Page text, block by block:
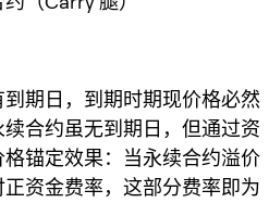
期日，到期时期现价格必然
合约虽无到期日，但通过资
锚定效果：当永续合约溢价
资金费率，这部分费率即为